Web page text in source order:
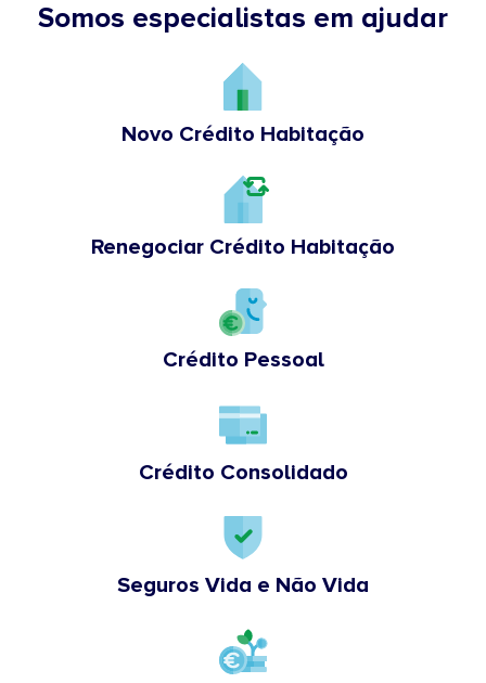
Somos especialistas em ajudar
Novo Crédito Habitação
Renegociar Crédito Habitação
Crédito Pessoal
Crédito Consolidado
Seguros Vida e Não Vida